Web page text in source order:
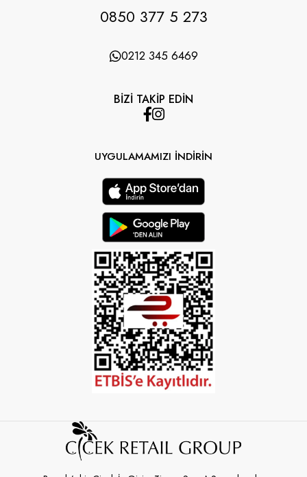
0850 377 5 273
0212 345 6469
BİZİ TAKİP EDİN
UYGULAMAMIZI İNDİRİN